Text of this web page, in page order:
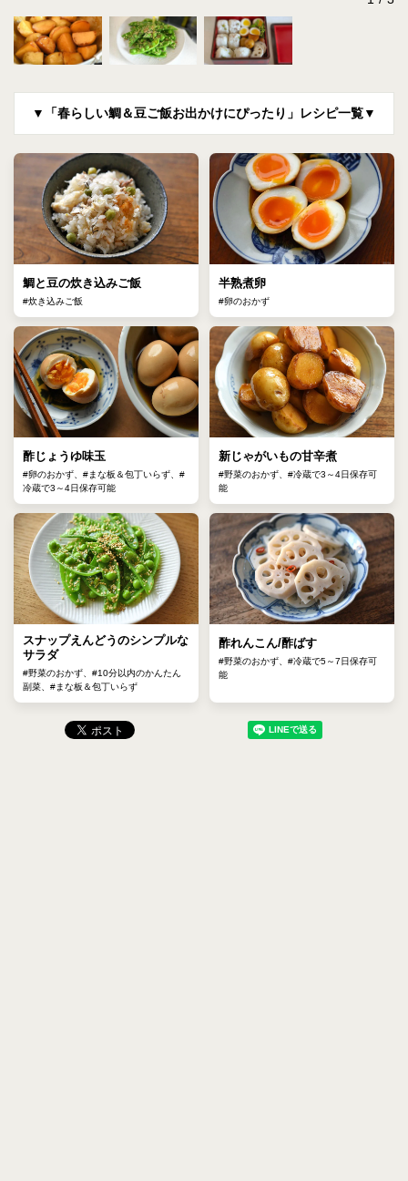
▼「春らしい鯛＆豆ご飯お出かけにぴったり」レシピ一覧▼
鯛と豆の炊き込みご飯
#炊き込みご飯
半熟煮卵
#卵のおかず
酢じょうゆ味玉
#卵のおかず、#まな板＆包丁いらず、#
冷蔵で3～4日保存可能
新じゃがいもの甘辛煮
#野菜のおかず、#冷蔵で3～4日保存可
能
スナップえんどうのシンプルな
サラダ
#野菜のおかず、#10分以内のかんたん
副菜、#まな板＆包丁いらず
酢れんこん/酢ばす
#野菜のおかず、#冷蔵で5～7日保存可
能